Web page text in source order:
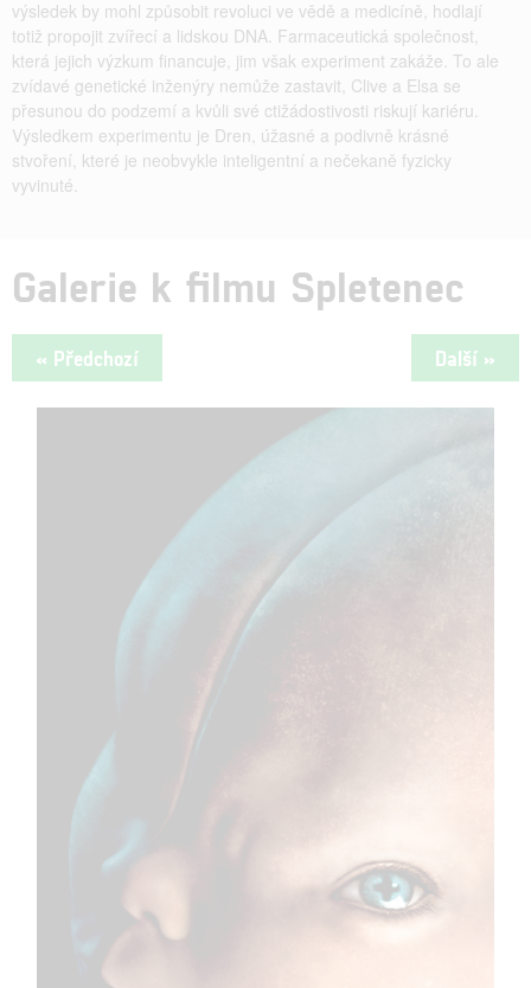
výsledek by mohl způsobit revoluci ve vědě a medicíně, hodlají
totiž propojit zvířecí a lidskou DNA. Farmaceutická společnost,
která jejich výzkum financuje, jim však experiment zakáže. To ale
zvídavé genetické inženýry nemůže zastavit, Clive a Elsa se
přesunou do podzemí a kvůli své ctižádostivosti riskují kariéru.
Výsledkem experimentu je Dren, úžasné a podivně krásné
stvoření, které je neobvykle inteligentní a nečekaně fyzicky
vyvinuté.
Galerie k filmu Spletenec
« Předchozí Další »